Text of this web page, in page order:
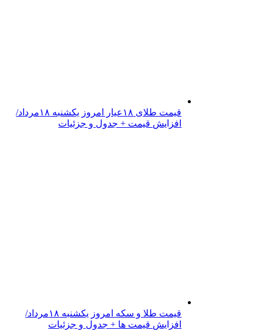
قیمت طلای ۱۸عیار امروز یکشنبه ۱۸مرداد/
افزایش قیمت + جدول و جزئیات
قیمت طلا و سکه امروز یکشنبه ۱۸مرداد/
افزایش قیمت ها + جدول و جزئیات